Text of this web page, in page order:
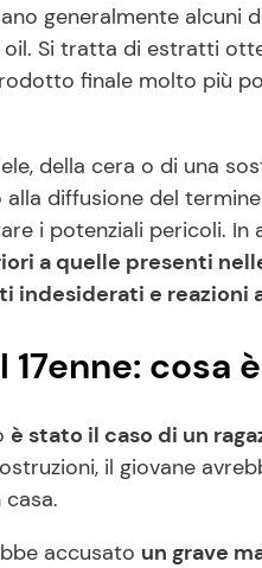
generalmente alcuni
Si tratta di estratti
finale molto più
della cera o di una
diffusione del
i potenziali pericoli. In
a quelle presenti
indesiderati e reazioni
cosa
è stato il caso di un
il giovane
accusato un grave